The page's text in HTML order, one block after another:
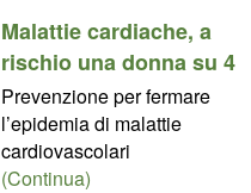
Malattie cardiache, a
rischio una donna su 4
Prevenzione per fermare
l’epidemia di malattie
cardiovascolari
(Continua)